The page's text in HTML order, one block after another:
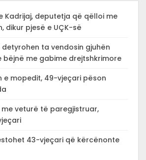
Kadrijaj, deputetja që qëlloi me
dikur pjesë e UÇK-së
detyrohen ta vendosin gjuhën
bëjnë me gabime drejtshkrimore
e mopedit, 49-vjeçari pëson
veturë të paregjistruar,
43-vjeçari që kërcënonte